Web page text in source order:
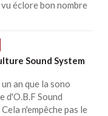
éclore bon nombre
Sound System
an que la sono
d'O.B.F Sound
n'empêche pas le